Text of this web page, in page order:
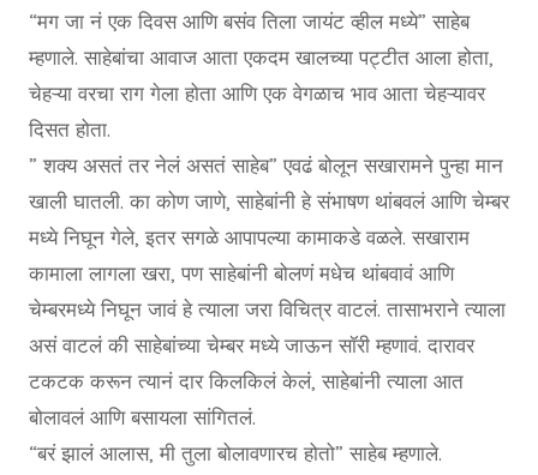
“मग जा नं एक दिवस आणि बसंव तिला जायंट व्हील मध्ये” साहेब
म्हणाले. साहेबांचा आवाज आता एकदम खालच्या पट्टीत आला होता,
चेहऱ्या वरचा राग गेला होता आणि एक वेगळाच भाव आता चेहऱ्यावर
दिसत होता.
” शक्य असतं तर नेलं असतं साहेब” एवढं बोलून सखारामने पुन्हा मान
खाली घातली. का कोण जाणे, साहेबांनी हे संभाषण थांबवलं आणि चेम्बर
मध्ये निघून गेले, इतर सगळे आपापल्या कामाकडे वळले. सखाराम
कामाला लागला खरा, पण साहेबांनी बोलणं मधेच थांबवावं आणि
चेम्बरमध्ये निघून जावं हे त्याला जरा विचित्र वाटलं. तासाभराने त्याला
असं वाटलं की साहेबांच्या चेम्बर मध्ये जाऊन सॉरी म्हणावं. दारावर
टकटक करून त्यानं दार किलकिलं केलं, साहेबांनी त्याला आत
बोलावलं आणि बसायला सांगितलं.
“बरं झालं आलास, मी तुला बोलावणारच होतो” साहेब म्हणाले.